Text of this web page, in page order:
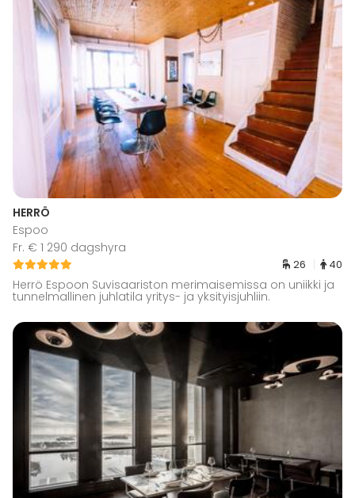
HERRÖ
Espoo
Fr. € 1 290 dagshyra
26 40
Herrö Espoon Suvisaariston merimaisemissa on uniikki ja
tunnelmallinen juhlatila yritys- ja yksityisjuhliin.